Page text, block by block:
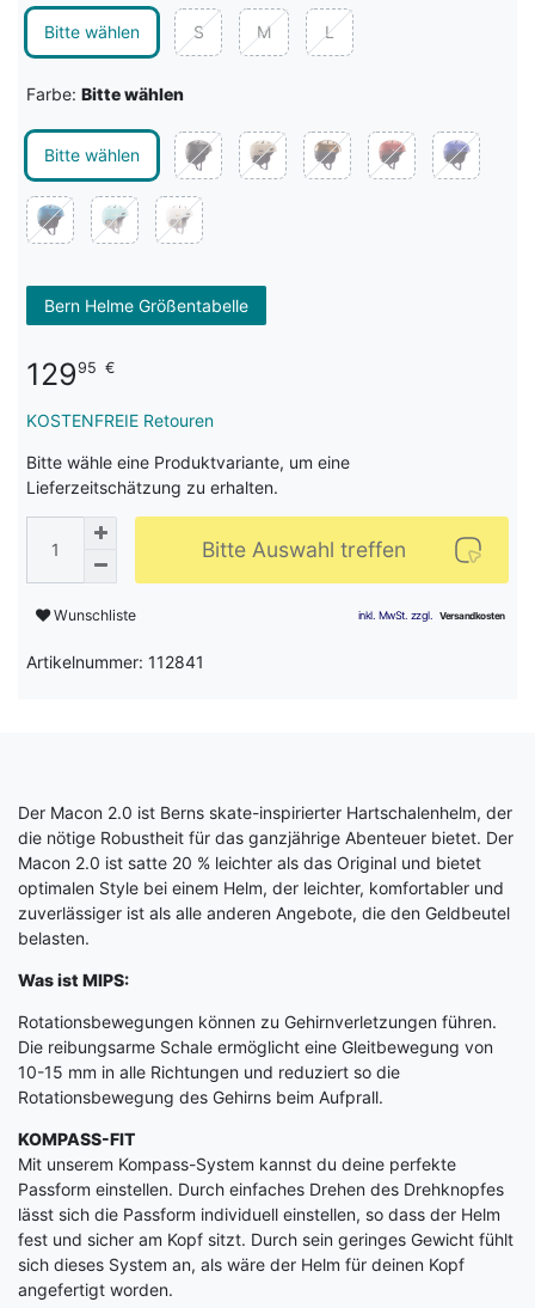
Bitte wählen S M L
Farbe: Bitte wählen
Bitte wählen
Bern Helme Größentabelle
12995 €
KOSTENFREIE Retouren
Bitte wähle eine Produktvariante, um eine
Lieferzeitschätzung zu erhalten.
Bitte Auswahl treffen
Wunschliste
Artikelnummer: 112841
Der Macon 2.0 ist Berns skate-inspirierter Hartschalenhelm, der
die nötige Robustheit für das ganzjährige Abenteuer bietet. Der
Macon 2.0 ist satte 20 % leichter als das Original und bietet
optimalen Style bei einem Helm, der leichter, komfortabler und
zuverlässiger ist als alle anderen Angebote, die den Geldbeutel
belasten.
Was ist MIPS:
Rotationsbewegungen können zu Gehirnverletzungen führen.
Die reibungsarme Schale ermöglicht eine Gleitbewegung von
10-15 mm in alle Richtungen und reduziert so die
Rotationsbewegung des Gehirns beim Aufprall.
KOMPASS-FIT
Mit unserem Kompass-System kannst du deine perfekte
Passform einstellen. Durch einfaches Drehen des Drehknopfes
lässt sich die Passform individuell einstellen, so dass der Helm
fest und sicher am Kopf sitzt. Durch sein geringes Gewicht fühlt
sich dieses System an, als wäre der Helm für deinen Kopf
angefertigt worden.